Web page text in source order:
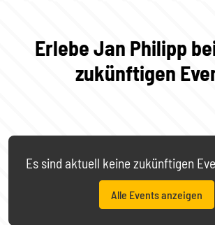
Erlebe Jan Philipp
zukünftigen
Es sind aktuell keine zukünftigen
Alle Events anzeigen